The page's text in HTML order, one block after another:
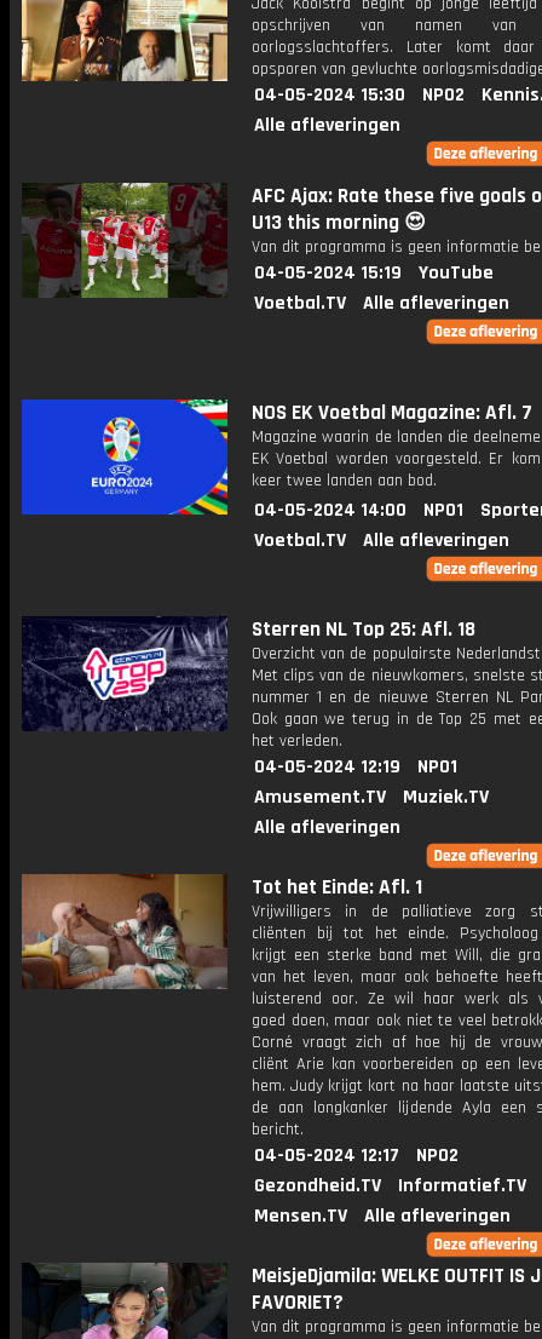
opschrijven van namen van
oorlogsslachtoffers. Later komt
opsporen van gevluchte
04-05-2024 15:30 NPO2
Alle afleveringen
AFC Ajax: Rate these five goals
U13 this morning 😍
Van dit programma is geen informatie
04-05-2024 15:19
YouTube
Voetbal.TV
Alle afleveringen
NOS EK Voetbal Magazine: Afl. 7
Magazine waarin de landen die
EK Voetbal worden voorgesteld. Er
keer twee landen aan bod.
04-05-2024 14:00 NPO1
Voetbal.TV
Alle afleveringen
Sterren NL Top 25: Afl. 18
Overzicht van de populairste
Met clips van de nieuwkomers, snelste
nummer 1 en de nieuwe Sterren NL
Ook gaan we terug in de Top 25 met
het verleden.
04-05-2024 12:19
NPO1
Amusement.TV
Muziek.TV
Alle afleveringen
Tot het Einde: Afl. 1
Vrijwilligers in de palliatieve zorg
cliënten bij tot het einde. Psycholoog
krijgt een sterke band met Will, die
van het leven, maar ook behoefte
luisterend oor. Ze wil haar werk als
goed doen, maar ook niet te veel
Corné vraagt zich af hoe hij de
cliënt Arie kan voorbereiden op een
hem. Judy krijgt kort na haar laatste
de aan longkanker lijdende Ayla een
bericht.
04-05-2024 12:17
NPO2
Gezondheid.TV
Informatief.TV
Mensen.TV
Alle afleveringen
MeisjeDjamila: WELKE OUTFIT IS
FAVORIET?
Van dit programma is geen informatie